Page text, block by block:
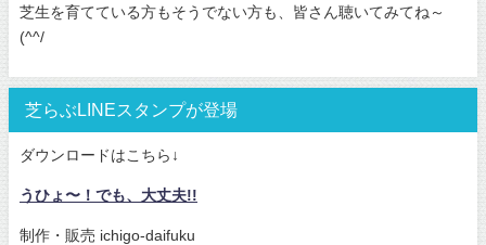
芝生を育てている方もそうでない方も、皆さん聴いてみてね～
(^^/
芝らぶLINEスタンプが登場
ダウンロードはこちら↓
うひょ〜！でも、大丈夫!!
制作・販売 ichigo-daifuku